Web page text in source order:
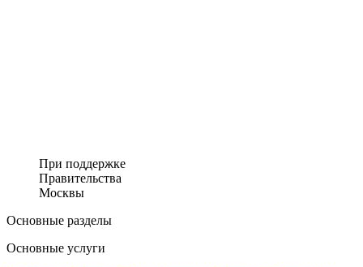
При поддержке
Правительства
Москвы
Основные разделы
Основные услуги